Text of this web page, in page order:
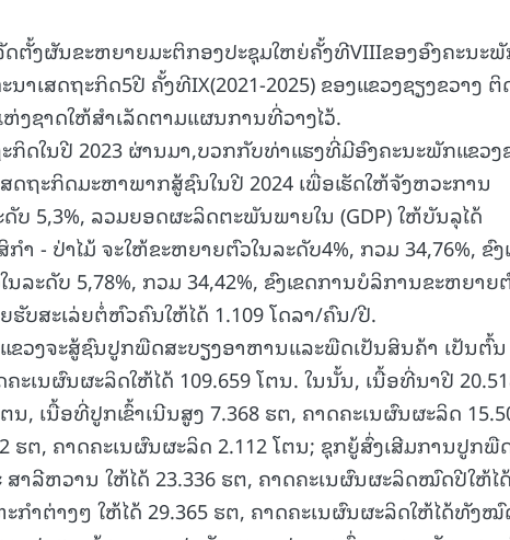
ຕັ້ງຜັນຂະຫຍາຍມະຕິກອງປະຊຸມໃຫຍ່ຄັ້ງທີVIIIຂອງອົງຄະນະ
ເສດຖະກິດ5ປີ ຄັ້ງທີIX(2021-2025) ຂອງແຂວງຊຽງຂວາງ ຕິ
ຊາດໃຫ້ສໍາເລັດຕາມແຜນການທີ່ວາງໄວ້.
ກິດໃນປີ 2023 ຜ່ານມາ,ບວກກັບທ່າແຮງທີ່ມີອົງຄະນະພັກແຂວງ
ຖະກິດມະຫາພາກສູ້ຊົນໃນປີ 2024 ເພື່ອເຮັດໃຫ້ຈັງຫວະການ
ບ 5,3%, ລວມຍອດຜະລິດຕະພັນພາຍໃນ (GDP) ໃຫ້ບັນລຸໄດ້
າ - ປ່າໄມ້ ຈະໃຫ້ຂະຫຍາຍຕົວໃນລະດັບ4%, ກວມ 34,76%, ຂົງ
ລະດັບ 5,78%, ກວມ 34,42%, ຂົງເຂດການບໍລິການຂະຫຍາຍ
ຮັບສະເລ່ຍຕໍ່ຫົວຄົນໃຫ້ໄດ້ 1.109 ໂດລາ/ຄົນ/ປີ.
ວງຈະສູ້ຊົນປູກພືດສະບຽງອາຫານແລະພືດເປັນສິນຄ້າ ເປັນຕົ້ນ
ະເນຜົນຜະລິດໃຫ້ໄດ້ 109.659 ໂຕນ. ໃນນັ້ນ, ເນື້ອທີ່ນາປີ
ນ, ເນື້ອທີ່ປູກເຂົ້າເນີນສູງ 7.368 ຮຕ, ຄາດຄະເນຜົນຜະລິດ
ຮຕ, ຄາດຄະເນຜົນຜະລິດ 2.112 ໂຕນ; ຊຸກຍູ້ສົ່ງເສີມການປູກພື
າລີຫວານ ໃຫ້ໄດ້ 23.336 ຮຕ, ຄາດຄະເນຜົນຜະລິດໝົດປີໃຫ້ໄດ້
ກໍາຕ່າງໆ ໃຫ້ໄດ້ 29.365 ຮຕ, ຄາດຄະເນຜົນຜະລິດໃຫ້ໄດ້ທັງໝົ
15.040(07-08-